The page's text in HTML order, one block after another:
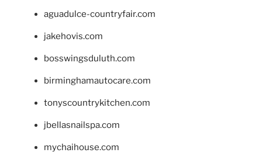
aguadulce-countryfair.com
jakehovis.com
bosswingsduluth.com
birminghamautocare.com
tonyscountrykitchen.com
jbellasnailspa.com
mychaihouse.com